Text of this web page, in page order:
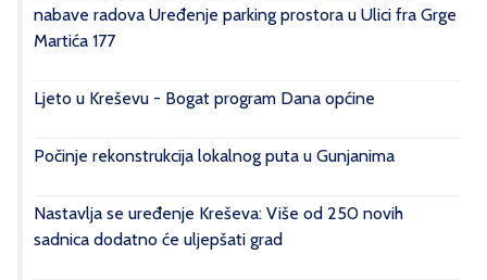
nabave radova Uređenje parking prostora u Ulici fra Grge
Martića 177
Ljeto u Kreševu - Bogat program Dana općine
Počinje rekonstrukcija lokalnog puta u Gunjanima
Nastavlja se uređenje Kreševa: Više od 250 novih
sadnica dodatno će uljepšati grad